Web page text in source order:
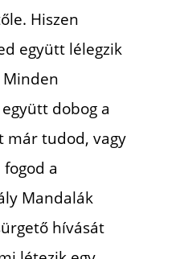
Hiszen
együtt lélegzik
Minden
dobog a
már tudod, vagy
a
Mandalák
hívását